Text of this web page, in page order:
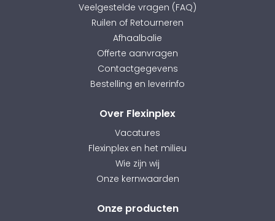
Veelgestelde vragen (FAQ)
Ruilen of Retourneren
Afhaalbalie
Offerte aanvragen
Contactgegevens
Bestelling en leverinfo
Over Flexinplex
Vacatures
Flexinplex en het milieu
Wie zijn wij
Onze kernwaarden
Onze producten